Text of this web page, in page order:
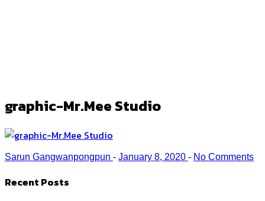
graphic-Mr.Mee Studio
Sarun Gangwanpongpun - January 8, 2020 - No Comments
Recent Posts